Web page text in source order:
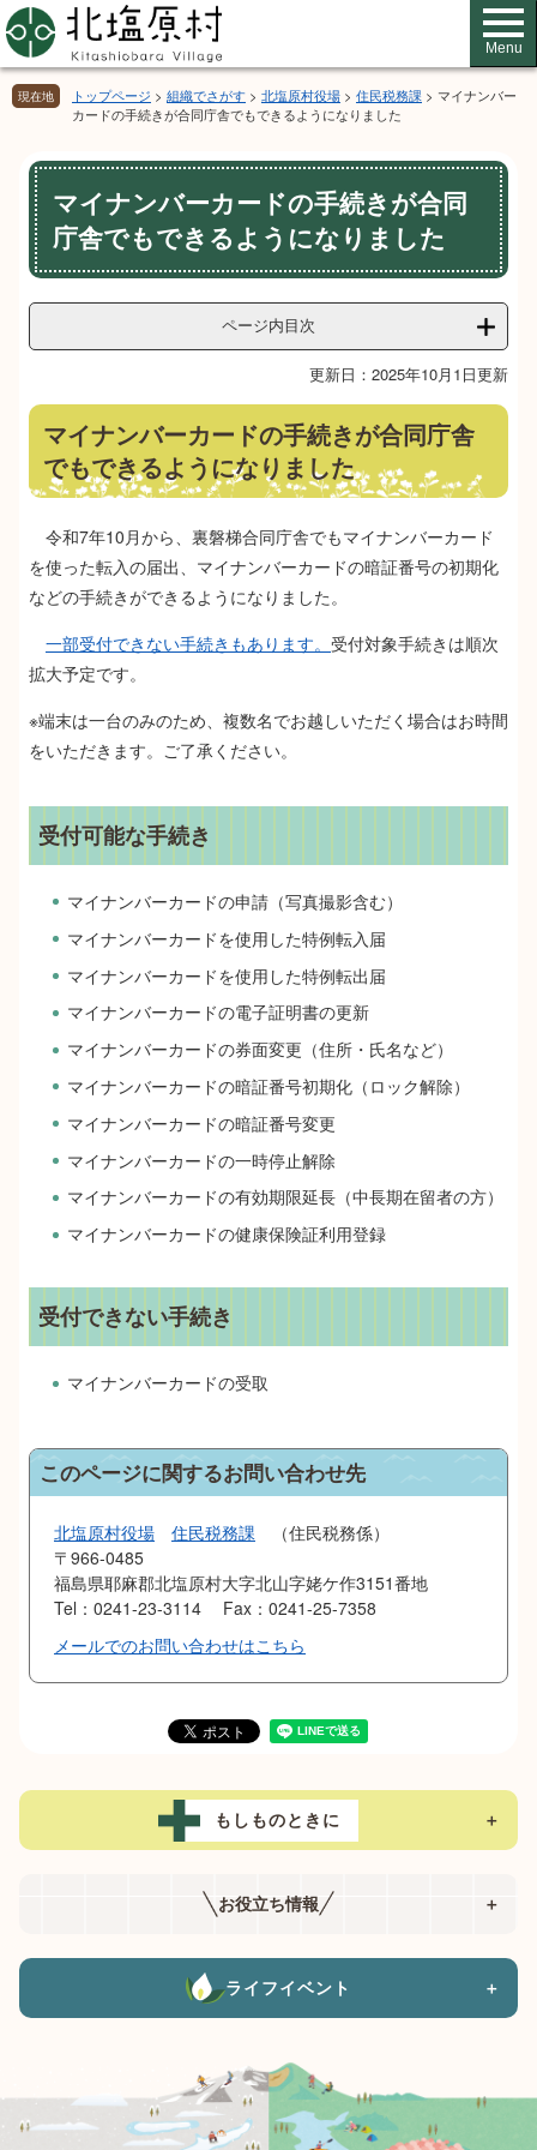
ペ
ー
ジ
の
先
メ
ニ
ュ
ー
を
Menu
現在地 トップページ > 組織でさがす > 北塩原村役場 > 住民税務課 > マイナンバー
カードの手続きが合同庁舎でもできるようになりました
本
文
マイナンバーカードの手続きが合同
庁舎でもできるようになりました
ページ内目次
更新日：2025年10月1日更新
マイナンバーカードの手続きが合同庁舎
でもできるようになりました
令和7年10月から、裏磐梯合同庁舎でもマイナンバーカード
を使った転入の届出、マイナンバーカードの暗証番号の初期化
などの手続きができるようになりました。
一部受付できない手続きもあります。 受付対象手続きは順次
拡大予定です。
※端末は一台のみのため、複数名でお越しいただく場合はお時間
をいただきます。ご了承ください。
受付可能な手続き
マイナンバーカードの申請（写真撮影含む）
マイナンバーカードを使用した特例転入届
マイナンバーカードを使用した特例転出届
マイナンバーカードの電子証明書の更新
マイナンバーカードの券面変更（住所・氏名など）
マイナンバーカードの暗証番号初期化（ロック解除）
マイナンバーカードの暗証番号変更
マイナンバーカードの一時停止解除
マイナンバーカードの有効期限延長（中長期在留者の方）
マイナンバーカードの健康保険証利用登録
受付できない手続き
マイナンバーカードの受取
このページに関するお問い合わせ先
北塩原村役場 住民税務課
住民税務係
〒966-0485
福島県耶麻郡北塩原村大字北山字姥ケ作3151番地
Tel：0241-23-3114
Fax：0241-25-7358
メールでのお問い合わせはこちら
もしものときに ＋
お役立ち情報 ＋
ライフイベント ＋